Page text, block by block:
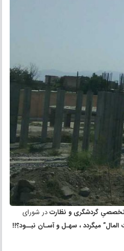
گردشگری و نظارتدر شورای
میگردد ، سهـل و آسـان نبــود؟!!